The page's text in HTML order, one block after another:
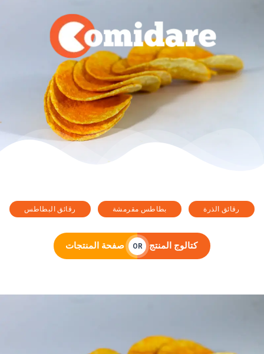
رقائق البطاطس بطاطس مقرمشة رقائق الذرة
صفحة المنتجات OR كتالوج المنتج